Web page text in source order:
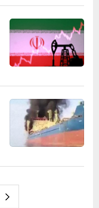
next